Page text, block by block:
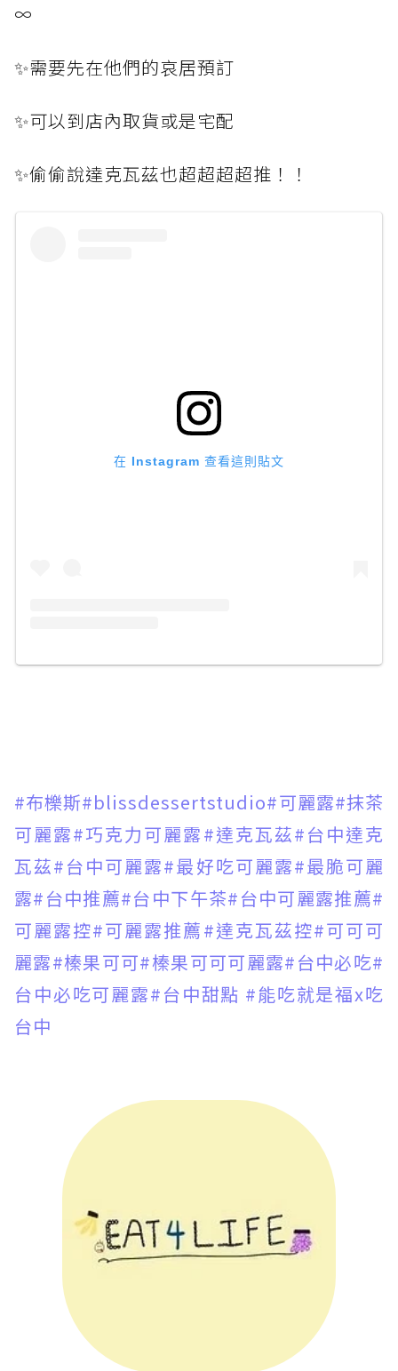
∞
✨需要先在他們的哀居預訂
✨可以到店內取貨或是宅配
✨偷偷說達克瓦茲也超超超超推！！
在 Instagram 查看這則貼文
#布櫟斯#blissdessertstudio#可麗露#抹茶
可麗露#巧克力可麗露#達克瓦茲#台中達克
瓦茲#台中可麗露#最好吃可麗露#最脆可麗
露#台中推薦#台中下午茶#台中可麗露推薦#
可麗露控#可麗露推薦#達克瓦茲控#可可可
麗露#榛果可可#榛果可可可麗露#台中必吃#
台中必吃可麗露#台中甜點 #能吃就是福x吃
台中